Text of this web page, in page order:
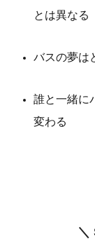
とは異なる
バスの夢は
誰と一緒に
変わる
＼